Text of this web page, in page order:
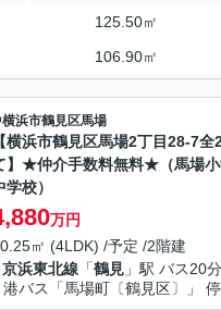
125.50㎡
106.90㎡
横浜市鶴見区馬場
【横浜市鶴見区馬場2丁目28-7
】★仲介手数料無料★（馬場小
学校）
万円
㎡ (4LDK) /予定 /2階建
京浜東北線 「鶴見 」駅 バス20
港バス「馬場町〔鶴見区〕」